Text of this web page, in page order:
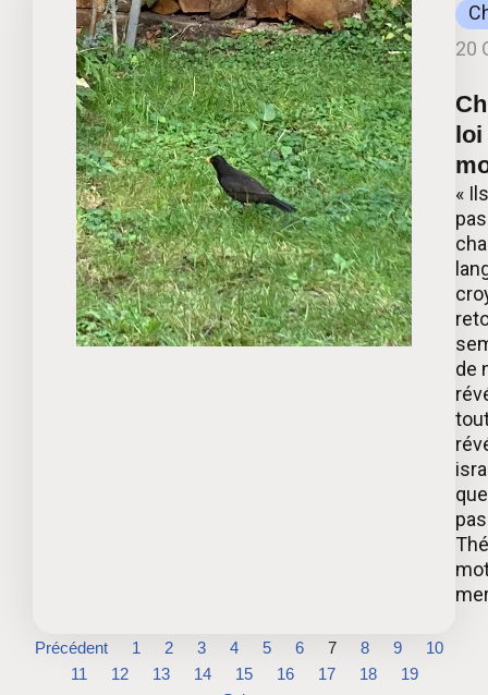
20
«
de
Précédent 1 2 3 4 5 6 7 8 9
10
11
12 13 14 15 16 17 18
19